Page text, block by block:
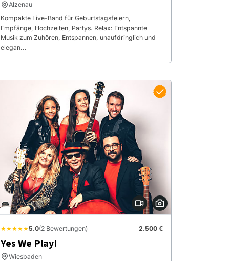
Alzenau
Kompakte Live-Band für Geburtstagsfeiern,
Empfänge, Hochzeiten, Partys. Relax: Entspannte
Musik zum Zuhören, Entspannen, unaufdringlich und
elegan...
★★★★★5.0(2 Bewertungen) 2.500 €
Yes We Play!
Wiesbaden